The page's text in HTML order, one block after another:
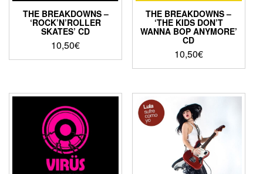
THE BREAKDOWNS –
‘ROCK’N’ROLLER
SKATES’ CD
10,50€
THE BREAKDOWNS –
‘THE KIDS DON’T
WANNA BOP ANYMORE’
CD
10,50€